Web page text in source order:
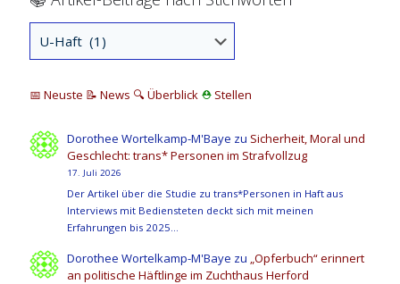
📅 Neuste 📝 News 🔍 Überblick ⛑ Stellen
Dorothee Wortelkamp-M'Baye zu Sicherheit, Moral und
Geschlecht: trans* Personen im Strafvollzug
17. Juli 2026
Der Artikel über die Studie zu trans*Personen in Haft aus
Interviews mit Bediensteten deckt sich mit meinen
Erfahrungen bis 2025…
Dorothee Wortelkamp-M'Baye zu „Opferbuch“ erinnert
an politische Häftlinge im Zuchthaus Herford